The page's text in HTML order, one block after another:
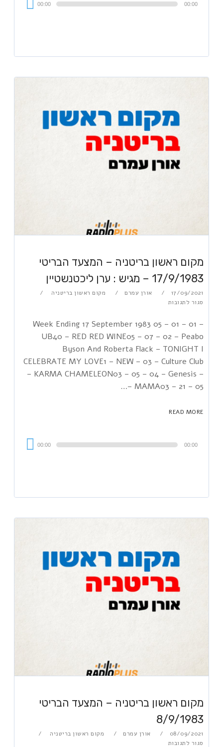
00:00 00:00
מקום ראשון בריטניה – המצעד הבריטי
17/9/1983 – מגיש : ערן ליכטנשטיין
17/09/2021 אורן עמרם
מקום ראשון בריטניה
סגור לתגובות
Week Ending 17 September 1983 05 – 01 – 01 –
UB40 – RED RED WINE05 – 07 – 02 – Peabo
Byson And Roberta Flack – TONIGHT I
CELEBRATE MY LOVE1 – NEW – 03 – Culture Club
– KARMA CHAMELEON03 – 05 – 04 – Genesis –
MAMA03 – 21 – 05 –…
READ MORE
00:00 00:00
מקום ראשון בריטניה – המצעד הבריטי
8/9/1983
08/09/2021 אורן עמרם
מקום ראשון בריטניה
סגור לתגובות